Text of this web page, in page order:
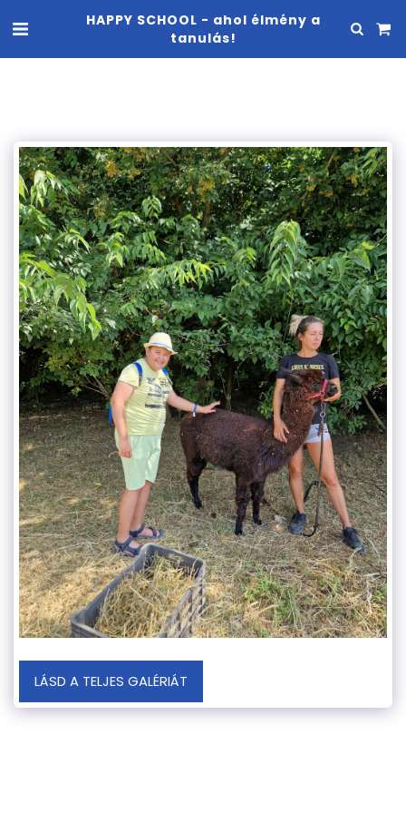
HAPPY SCHOOL - ahol élmény a
tanulás!
LÁSD A TELJES GALÉRIÁT